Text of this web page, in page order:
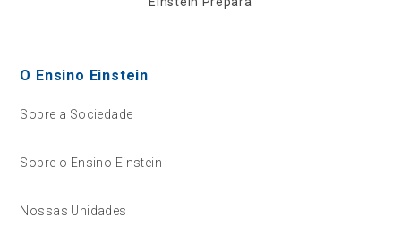
O Ensino Einstein
Sobre a Sociedade
Sobre o Ensino Einstein
Nossas Unidades